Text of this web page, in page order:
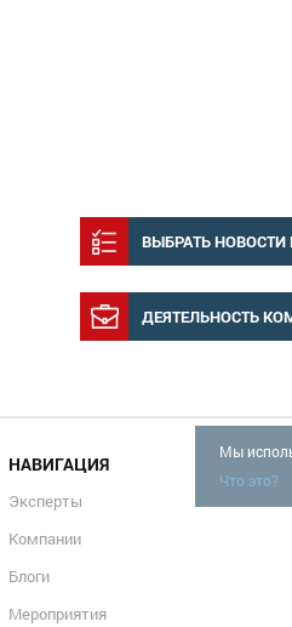
ВЫБРАТЬ
ДЕЯТЕЛЬНОСТЬ
Мы
Что это?
НАВИГАЦИЯ
Эксперты
Компании
Блоги
Мероприятия